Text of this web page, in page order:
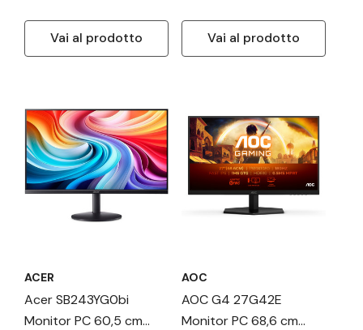
Vai al prodotto Vai al prodotto
ACER
Acer SB243YG0bi
Monitor PC 60,5 cm
AOC
AOC G4 27G42E
Monitor PC 68,6 cm